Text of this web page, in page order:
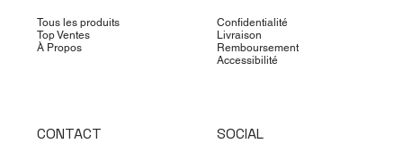
Tous les produits
Top Ventes
À Propos
Confidentialité
Livraison
Remboursement
Accessibilité
CONTACT SOCIAL